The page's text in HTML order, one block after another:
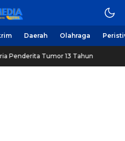
Online
Daerah Olahraga
Tumor 13 Tahun